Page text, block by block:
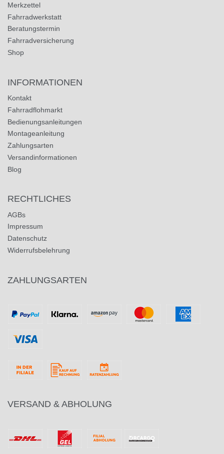
Merkzettel
Fahrradwerkstatt
Beratungstermin
Fahrradversicherung
Shop
INFORMATIONEN
Kontakt
Fahrradflohmarkt
Bedienungsanleitungen
Montageanleitung
Zahlungsarten
Versandinformationen
Blog
RECHTLICHES
AGBs
Impressum
Datenschutz
Widerrufsbelehrung
ZAHLUNGSARTEN
VERSAND & ABHOLUNG